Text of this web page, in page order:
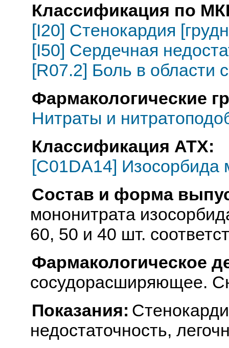
Классификация по
[I20] Стенокардия
[I50] Сердечная
[R07.2] Боль в области
Фармакологические
Нитраты и
Классификация АТХ:
[C01DA14] Изосорбида
Состав и форма
мононитрата
60, 50 и 40 шт.
Фармакологическое
сосудорасширяющее.
Показания:
недостаточность,